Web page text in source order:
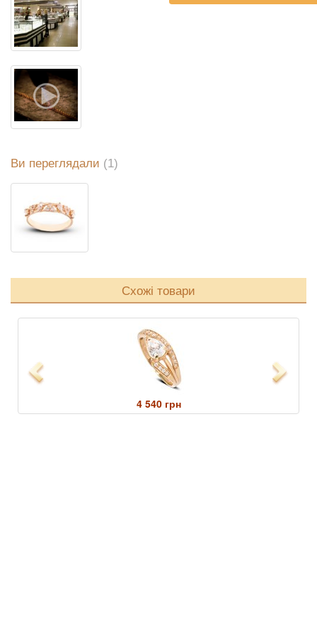
Ви переглядали (1)
Схожі товари
Previous
4 540 грн
Next